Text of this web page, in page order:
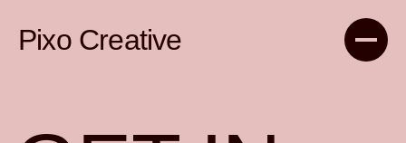
Pixo Creative